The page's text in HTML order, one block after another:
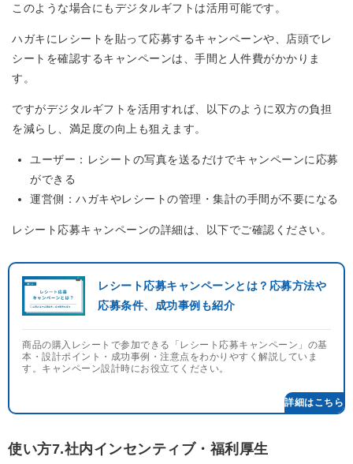
このような場合にもデジタルギフトは活用可能です。
ハガキにレシートを貼って応募するキャンペーンや、店頭でレ
シートを確認するキャンペーンは、手間と人件費がかかりま
す。
ですがデジタルギフトを活用すれば、以下のように双方の負担
を減らし、満足度の向上も狙えます。
ユーザー：レシートの写真を送るだけでキャンペーンに応募
ができる
運営側：ハガキやレシートの管理・集計の手間が不要になる
レシート応募キャンペーンの詳細は、以下でご確認ください。
レシート応募キャンペーンとは？応募方法や
応募条件、成功事例も紹介
商品の購入レシートで参加できる「レシート応募キャンペーン」の基
本・設計ポイント・成功事例・注意点をわかりやすく解説していま
す。キャンペーン設計時にお役立てください。
使い方7.社内インセンティブ・福利厚生